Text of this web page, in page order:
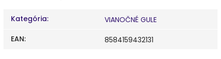
Kategória:
VIANOČNÉ GULE
EAN: 8584159432131